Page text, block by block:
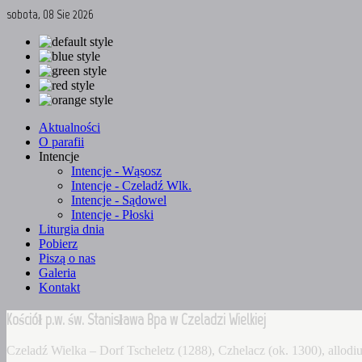
sobota, 08 Sie 2026
Aktualności
O parafii
Intencje
Intencje - Wąsosz
Intencje - Czeladź Wlk.
Intencje - Sądowel
Intencje - Płoski
Liturgia dnia
Pobierz
Piszą o nas
Galeria
Kontakt
Kościół p.w. św. Stanisława Bpa w Czeladzi Wielkiej
Czeladź Wielka – Dorf Tscheletz (1288), Czhelacz (ok. 1300),